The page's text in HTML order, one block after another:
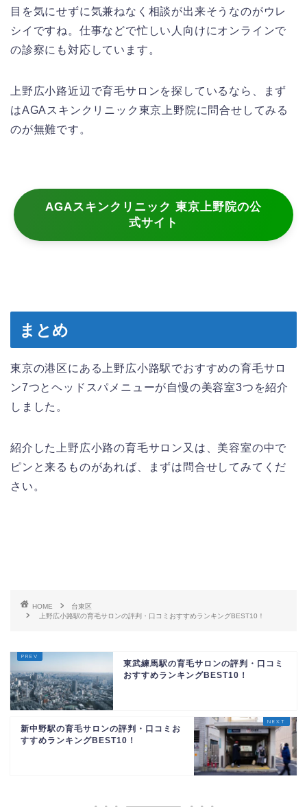
目を気にせずに気兼ねなく相談が出来そうなのがウレ
シイですね。仕事などで忙しい人向けにオンラインで
の診察にも対応しています。
上野広小路近辺で育毛サロンを探しているなら、まず
はAGAスキンクリニック東京上野院に問合せしてみる
のが無難です。
AGAスキンクリニック 東京上野院の公
式サイト
まとめ
東京の港区にある上野広小路駅でおすすめの育毛サロ
ン7つとヘッドスパメニューが自慢の美容室3つを紹介
しました。
紹介した上野広小路の育毛サロン又は、美容室の中で
ピンと来るものがあれば、まずは問合せしてみてくだ
さい。
HOME
台東区
上野広小路駅の育毛サロンの評判・口コミおすすめランキングBEST10！
東武練馬駅の育毛サロンの評判・口コミ
おすすめランキングBEST10！
新中野駅の育毛サロンの評判・口コミお
すすめランキングBEST10！